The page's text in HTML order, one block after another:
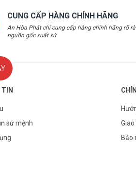
CUNG CẤP HÀNG CHÍNH HÃNG
An Hòa Phát chỉ cung cấp hàng chính hãng rõ
nguồn gốc xuất xứ
TIN
sứ mệnh
Bảo